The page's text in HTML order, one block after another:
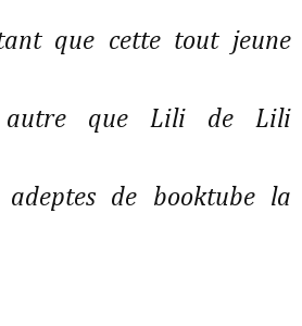
que cette tout jeune
autre que Lili de Lili
de booktube la